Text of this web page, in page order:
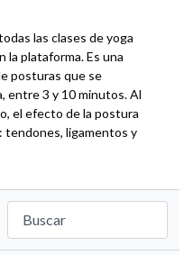
las clases de yoga
plataforma. Es una
posturas que se
entre 3 y 10 minutos. Al
el efecto de la postura
tendones, ligamentos y